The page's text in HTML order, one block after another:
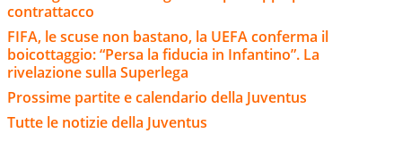
contrattacco
FIFA, le scuse non bastano, la UEFA conferma il
boicottaggio: “Persa la fiducia in Infantino”. La
rivelazione sulla Superlega
Prossime partite e calendario della Juventus
Tutte le notizie della Juventus